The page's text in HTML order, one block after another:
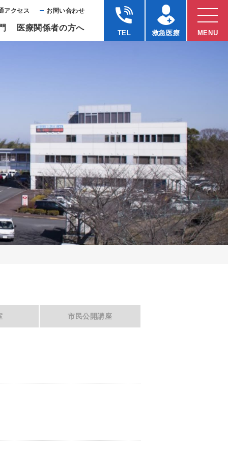
アクセス お問い合わせ
医療関係者の⽅へ
TEL 救急医療 MENU
市民公開講座